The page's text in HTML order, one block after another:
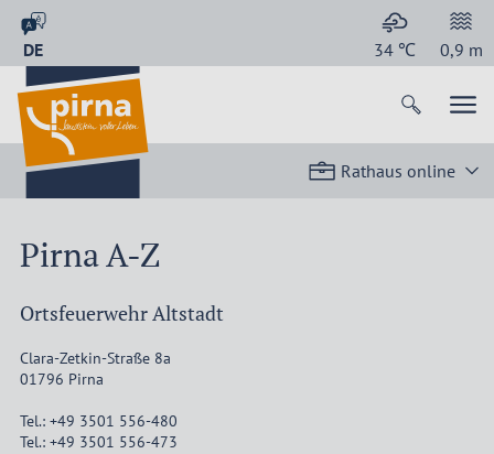
DE 34 ℃ 0,9 m
Rathaus online
Pirna A-Z
Ortsfeuerwehr Altstadt
Clara-Zetkin-Straße 8a
01796 Pirna
Tel.: +49 3501 556-480
Tel.: +49 3501 556-473